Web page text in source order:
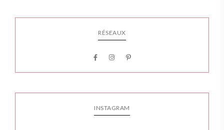
RÉSEAUX
INSTAGRAM